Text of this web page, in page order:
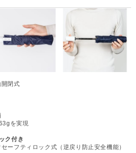
閉式
を実現
ク付き
ーフティロック式（逆戻り防止安全機能）